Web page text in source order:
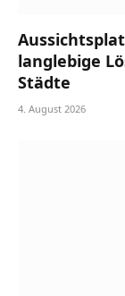
langlebige
Städte
4. August 2026